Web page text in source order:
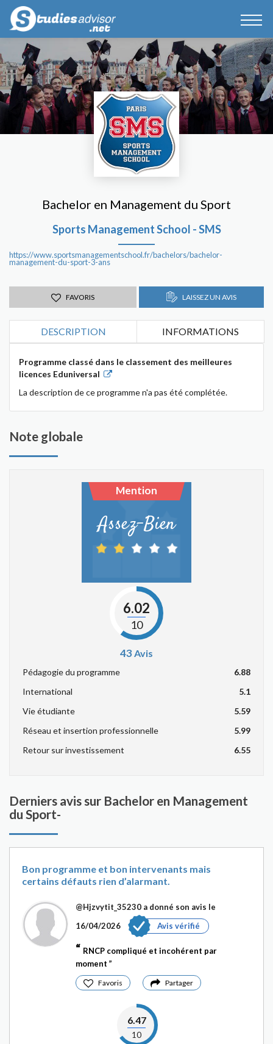
Bachelor en Management du Sport
Sports Management School - SMS
https://www.sportsmanagementschool.fr/bachelors/bachelor-
management-du-sport-3-ans
FAVORIS LAISSEZ UN AVIS
DESCRIPTION INFORMATIONS
Programme classé dans le classement des meilleures
licences Eduniversal
La description de ce programme n'a pas été complétée.
Note globale
Mention
Assez-Bien
6.02
10
43Avis
Pédagogie du programme
6.88
International
5.1
Vie étudiante
5.59
Réseau et insertion professionnelle
5.99
Retour sur investissement
6.55
Derniers avis sur Bachelor en Management
du Sport-
Bon programme et bon intervenants mais
certains défauts rien d’alarmant.
@Hjzvytit_35230 a donné son avis le
16/04/2026
Avis vérifié
RNCP compliqué et incohérent par
moment
Favoris Partager
6.47
10